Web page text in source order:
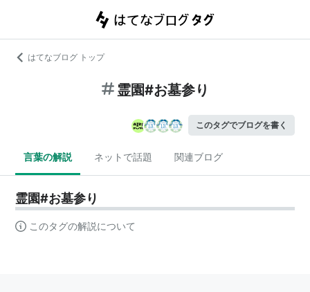
はてなブログ トップ
霊園#お墓参り
このタグでブログを書く
言葉の解説 ネットで話題 関連ブログ
霊園#お墓参り
このタグの解説について